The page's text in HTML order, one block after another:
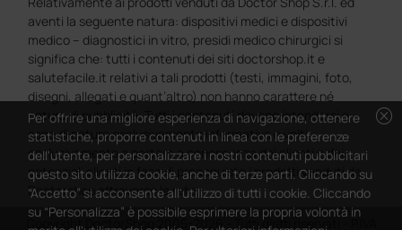
aventi la seguente natura: dispositivi medici e dispositivi
medico – diagnostici in vitro, presidi medico chirurgici si
significa che: tutti i contenuti dei siti doctorshop.it e
salutefacile.it relativi a tali prodotti (testi, immagini, foto,
disegni, allegati e quant’altro) non hanno carattere né
natura di pubblicità. Tutti i contenuti devono intendersi e
sono di natura esclusivamente informativa e volti
esclusivamente a portare a conoscenza dei clienti e dei
potenziali clienti in fase di preacquisto i prodotti venduti da
Doctorshop attraverso la rete.
Copyright DoctorShop 2005-2026 - Tutti diritti riservati - P.IVA
cancel
Per offrire una migliore esperienza di navigazione, ottenere
statistiche, proporre contenuti in linea con le preferenze
dell'utente, per personalizzare i nostri contenuti pubblicitari
questo sito utilizza cookie, anche di terze parti. Cliccando su
“Accetto” si acconsente all'utilizzo di tutti i cookie. Cliccando
su “Personalizza” è possibile esprimere la propria volontà in